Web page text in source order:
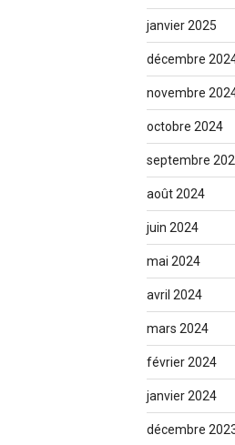
janvier 2025
décembre
novembre
octobre 2024
septembre
août 2024
juin 2024
mai 2024
avril 2024
mars 2024
février 2024
janvier 2024
décembre